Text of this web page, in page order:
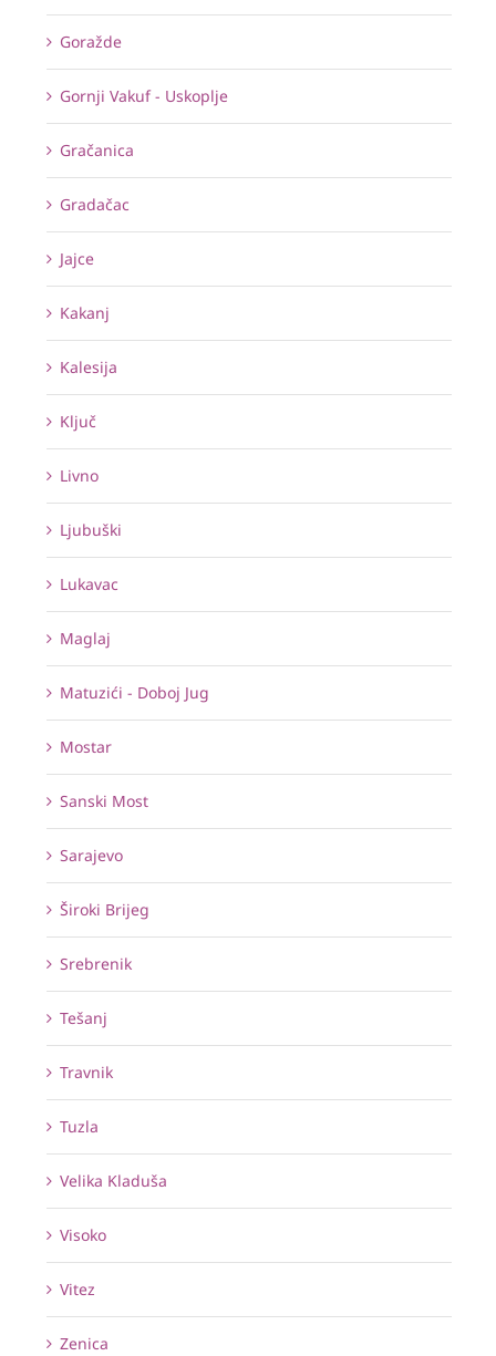
Goražde
Gornji Vakuf - Uskoplje
Gračanica
Gradačac
Jajce
Kakanj
Kalesija
Ključ
Livno
Ljubuški
Lukavac
Maglaj
Matuzići - Doboj Jug
Mostar
Sanski Most
Sarajevo
Široki Brijeg
Srebrenik
Tešanj
Travnik
Tuzla
Velika Kladuša
Visoko
Vitez
Zenica